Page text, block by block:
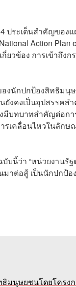
ประเด็นสำคัญของ
Action Plan
วข้อง การเข้าถึงก
งนักปกป้องสิทธิม
ยังคงเป็นอุปสรรค
บทบาทสำคัญต่อกา
เคลื่อนไหวในลัก
นี้ว่า “หน่วยงานรั
าต่อสู้ เป็นนักปกป้
ธิมนุษยชนโดยโคร